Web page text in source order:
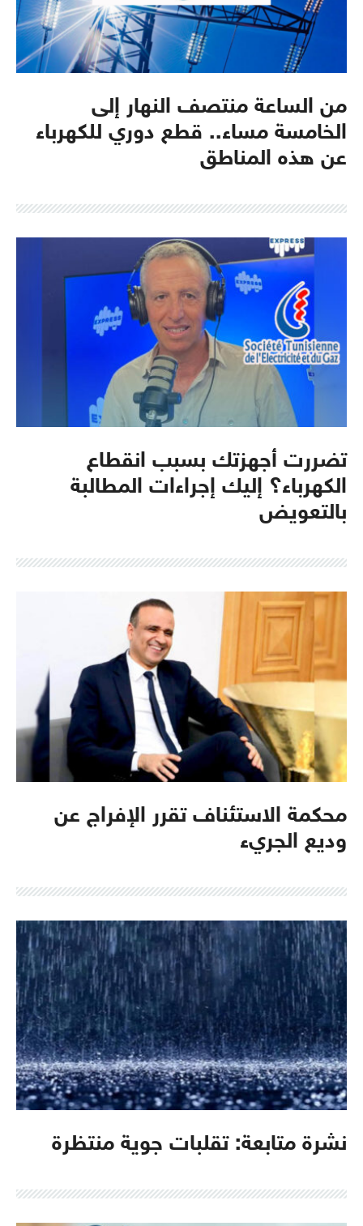
من الساعة منتصف النهار إلى
الخامسة مساء.. قطع دوري للكهرباء
عن هذه المناطق
تضررت أجهزتك بسبب انقطاع
الكهرباء؟ إليك إجراءات المطالبة
بالتعويض
محكمة الاستئناف تقرر الإفراج عن
وديع الجريء
نشرة متابعة: تقلبات جوية منتظرة